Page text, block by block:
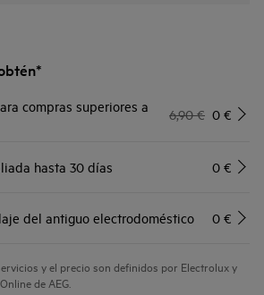
compras superiores a
6,90 € 0 €
hasta 30 días 0 €
del antiguo electrodoméstico 0 €
y el precio son definidos por Electrolux y
de AEG.